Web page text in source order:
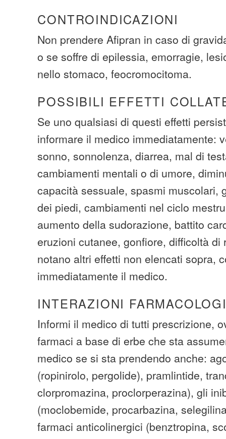
CONTROINDICAZIONI
Non prendere Afipran in caso di
o se soffre di epilessia, emorragie,
nello stomaco, feocromocitoma.
POSSIBILI EFFETTI
Se uno qualsiasi di questi effetti
informare il medico immediatamente:
sonno, sonnolenza, diarrea, mal di
cambiamenti mentali o di umore,
capacità sessuale, spasmi muscolari,
dei piedi, cambiamenti nel ciclo
aumento della sudorazione, battito
eruzioni cutanee, gonfiore, difficoltà di
notano altri effetti non elencati sopra,
immediatamente il medico.
INTERAZIONI
Informi il medico di tutti prescrizione,
farmaci a base di erbe che sta
medico se si sta prendendo anche:
(ropinirolo, pergolide), pramlintide,
clorpromazina, proclorperazina), gli
(moclobemide, procarbazina,
farmaci anticolinergici (benztropina,